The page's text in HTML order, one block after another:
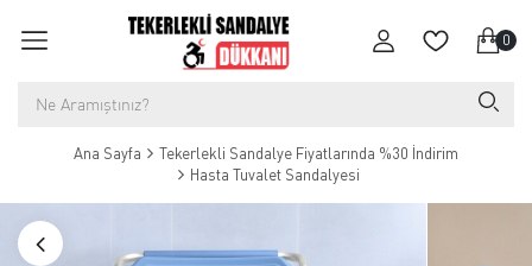
0
Ana Sayfa
Tekerlekli Sandalye Fiyatlarında %30 İndirim
Hasta Tuvalet Sandalyesi